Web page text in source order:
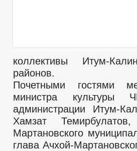
коллективы Итум-
районов.
Почетными гостями
министра культуры
администрации Итум-
Хамзат
Мартановского
глава Ачхой-